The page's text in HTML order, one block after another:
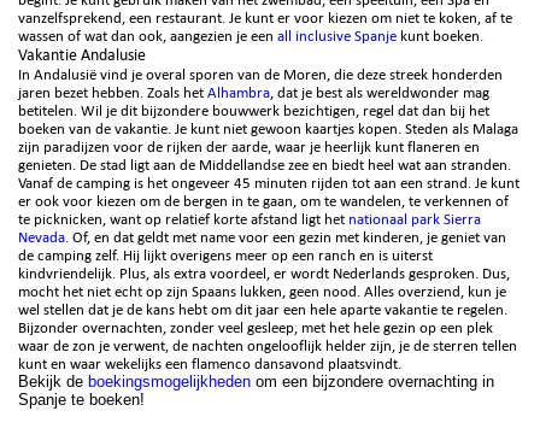
vanzelfsprekend, een restaurant. Je kunt er voor kiezen om niet te koken, af te
wassen of wat dan ook, aangezien je een all inclusive Spanje kunt boeken.
Vakantie Andalusie
In Andalusië vind je overal sporen van de Moren, die deze streek honderden
jaren bezet hebben. Zoals het Alhambra, dat je best als wereldwonder mag
betitelen. Wil je dit bijzondere bouwwerk bezichtigen, regel dat dan bij het
boeken van de vakantie. Je kunt niet gewoon kaartjes kopen. Steden als Malaga
zijn paradijzen voor de rijken der aarde, waar je heerlijk kunt flaneren en
genieten. De stad ligt aan de Middellandse zee en biedt heel wat aan stranden.
Vanaf de camping is het ongeveer 45 minuten rijden tot aan een strand. Je kunt
er ook voor kiezen om de bergen in te gaan, om te wandelen, te verkennen of
te picknicken, want op relatief korte afstand ligt het nationaal park Sierra
Nevada. Of, en dat geldt met name voor een gezin met kinderen, je geniet van
de camping zelf. Hij lijkt overigens meer op een ranch en is uiterst
kindvriendelijk. Plus, als extra voordeel, er wordt Nederlands gesproken. Dus,
mocht het niet echt op zijn Spaans lukken, geen nood. Alles overziend, kun je
wel stellen dat je de kans hebt om dit jaar een hele aparte vakantie te regelen.
Bijzonder overnachten, zonder veel gesleep, met het hele gezin op een plek
waar de zon je verwent, de nachten ongelooflijk helder zijn, je de sterren tellen
kunt en waar wekelijks een flamenco dansavond plaatsvindt.
Bekijk de boekingsmogelijkheden om een bijzondere overnachting in
Spanje te boeken!